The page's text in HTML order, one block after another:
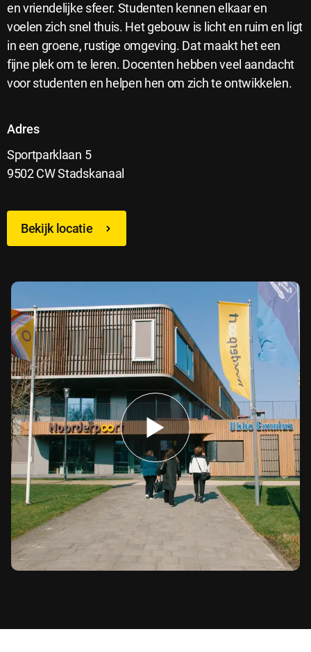
en vriendelijke sfeer. Studenten kennen elkaar en
voelen zich snel thuis. Het gebouw is licht en ruim en ligt
in een groene, rustige omgeving. Dat maakt het een
fijne plek om te leren. Docenten hebben veel aandacht
voor studenten en helpen hen om zich te ontwikkelen.
Adres
Sportparklaan 5
9502 CW Stadskanaal
Bekijk locatie